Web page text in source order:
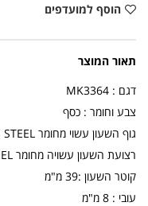
הוסף למועדפים
תאור המוצר
דגם : MK3364
צבע וחומר : כסף
גוף השעון עשוי מחומר STAINLESS STEEL פלדת אל חלד
רצועת השעון עשויה מחומר STAINLESS STEEL פלדת אל חלד
קוטר השעון :39 מ"מ
עובי : 8 מ"מ